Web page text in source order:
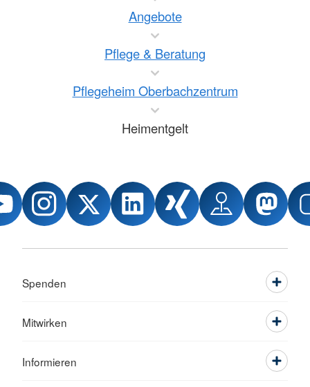
Angebote
Pflege & Beratung
Pflegeheim Oberbachzentrum
Heimentgelt
Spenden
Mitwirken
Informieren